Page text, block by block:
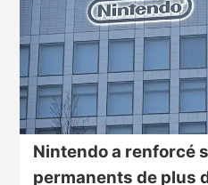
Nintendo a renforcé
permanents de plus